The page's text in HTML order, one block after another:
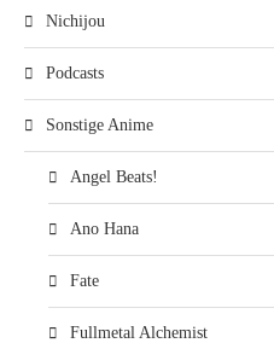
Nichijou
Podcasts
Sonstige Anime
Angel Beats!
Ano Hana
Fate
Fullmetal Alchemist